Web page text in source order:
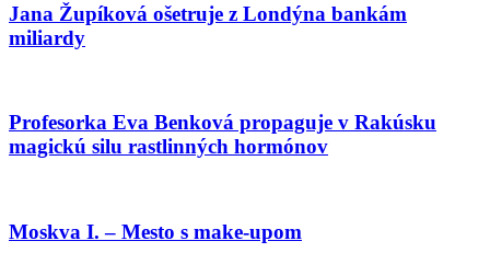
Jana Župíková ošetruje z Londýna bankám
miliardy
Profesorka Eva Benková propaguje v Rakúsku
magickú silu rastlinných hormónov
Moskva I. – Mesto s make-upom